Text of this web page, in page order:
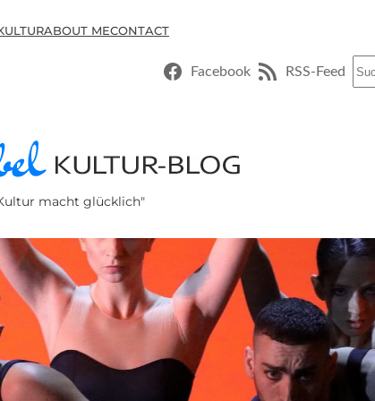
ABOUT MECONTACT
Facebook RSS-Feed
macht glücklich"